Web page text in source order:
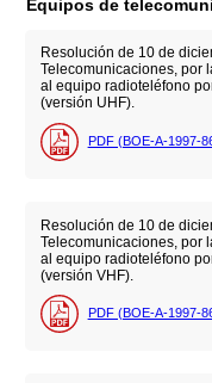
Equipos de
Resolución de 10 de
Telecomunicaciones, por
al equipo radioteléfono
(versión UHF).
PDF (BOE-A-1997-
Resolución de 10 de
Telecomunicaciones, por
al equipo radioteléfono
(versión VHF).
PDF (BOE-A-1997-